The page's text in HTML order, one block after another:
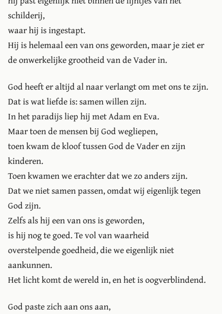
schilderij,
waar hij is ingestapt.
Hij is helemaal een van ons geworden, maar je ziet er
de onwerkelijke grootheid van de Vader in.
God heeft er altijd al naar verlangt om met ons te zijn.
Dat is wat liefde is: samen willen zijn.
In het paradijs liep hij met Adam en Eva.
Maar toen de mensen bij God wegliepen,
toen kwam de kloof tussen God de Vader en zijn
kinderen.
Toen kwamen we erachter dat we zo anders zijn.
Dat we niet samen passen, omdat wij eigenlijk tegen
God zijn.
Zelfs als hij een van ons is geworden,
is hij nog te goed. Te vol van waarheid
overstelpende goedheid, die we eigenlijk niet
aankunnen.
Het licht komt de wereld in, en het is oogverblindend.
God paste zich aan ons aan,